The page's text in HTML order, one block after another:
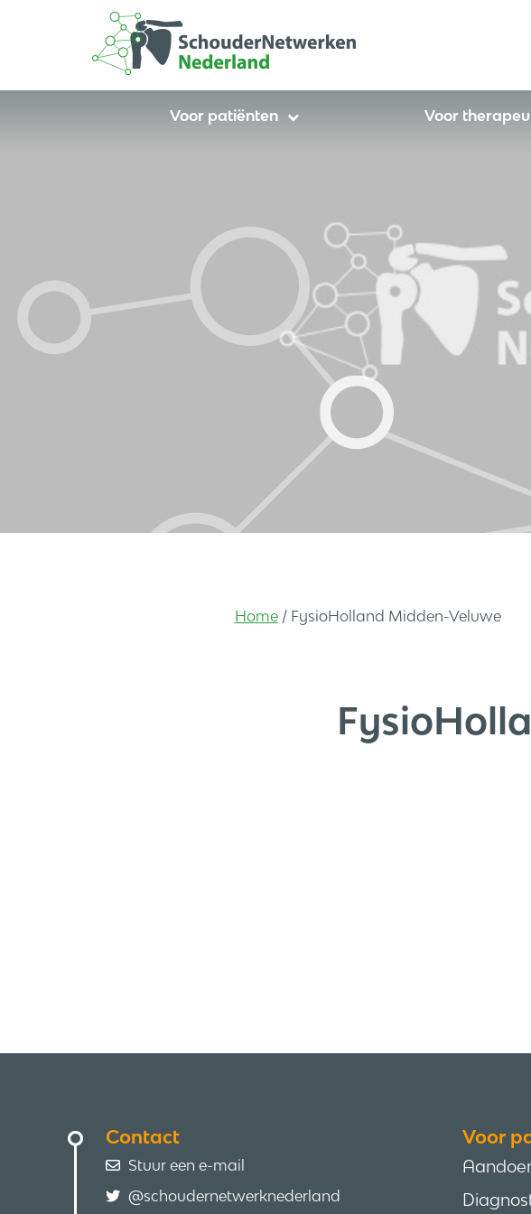
Voor patiënten Voor
Home/ FysioHolland Midden-Veluwe
Contact
Stuur een e-mail
@schoudernetwerknederland
Voor